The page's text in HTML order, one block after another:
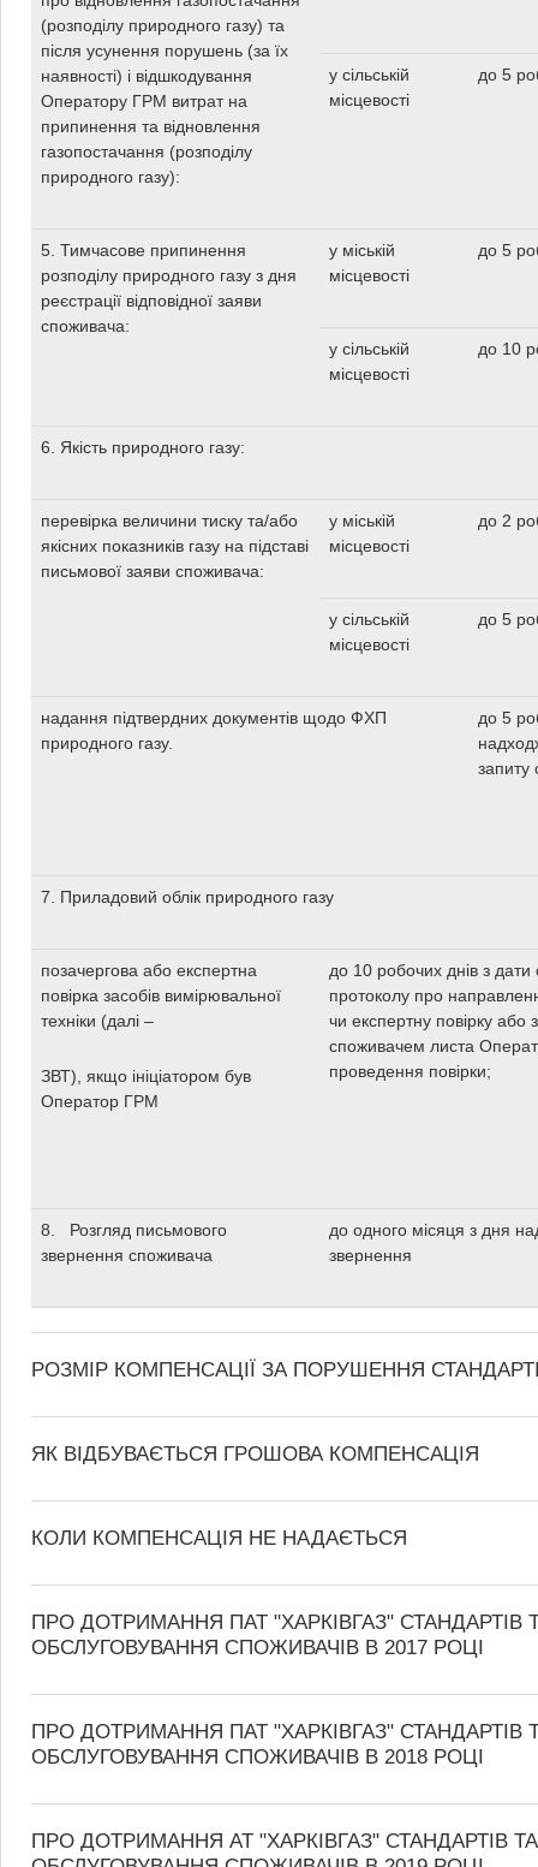
(розподілу природного газу) та
після усунення порушень (за їх
наявності) і відшкодування
Оператору ГРМ витрат на
припинення та відновлення
газопостачання (розподілу
природного газу):
у сільській
місцевості
до 5
5. Тимчасове припинення
розподілу природного газу з дня
реєстрації відповідної заяви
споживача:
у міській
місцевості
до 5
у сільській
місцевості
до 10
6. Якість природного газу:
перевірка величини тиску та/або
якісних показників газу на підставі
письмової заяви споживача:
у міській
місцевості
до 2
у сільській
місцевості
до 5
надання підтвердних документів щодо ФХП
природного газу.
до 5
запиту
7. Приладовий облік природного газу
позачергова або експертна
повірка засобів вимірювальної
техніки (далі –
ЗВТ), якщо ініціатором був
Оператор ГРМ
до 10 робочих днів з дати
протоколу про
чи експертну повірку або
споживачем листа
проведення повірки;
8. Розгляд письмового
звернення споживача
до одного місяця з дня
звернення
РОЗМІР КОМПЕНСАЦІЇ ЗА ПОРУШЕННЯ
ЯК ВІДБУВАЄТЬСЯ ГРОШОВА КОМПЕНСАЦІЯ
КОЛИ КОМПЕНСАЦІЯ НЕ НАДАЄТЬСЯ
ПРО ДОТРИМАННЯ ПАТ "ХАРКІВГАЗ" СТАНДАРТІВ
ОБСЛУГОВУВАННЯ СПОЖИВАЧІВ В 2017 РОЦІ
ПРО ДОТРИМАННЯ ПАТ "ХАРКІВГАЗ" СТАНДАРТІВ
ОБСЛУГОВУВАННЯ СПОЖИВАЧІВ В 2018 РОЦІ
ПРО ДОТРИМАННЯ АТ "ХАРКІВГАЗ" СТАНДАРТІВ